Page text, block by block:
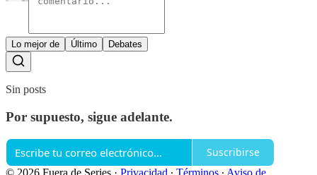
Lo mejor de Último Debates
Sin posts
Por supuesto, sigue adelante.
Suscribirse
© 2026 Fuera de Series · Privacidad ∙ Términos ∙ Aviso de